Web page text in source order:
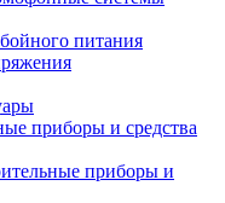
питания
приборы и средства
приборы и